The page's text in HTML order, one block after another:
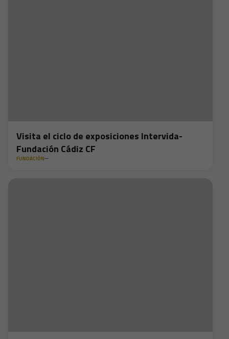
Visita el ciclo de exposiciones Intervida-
Fundación Cádiz CF
FUNDACIÓN